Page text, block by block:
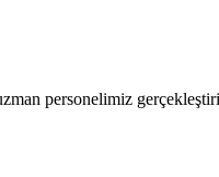
personelimiz